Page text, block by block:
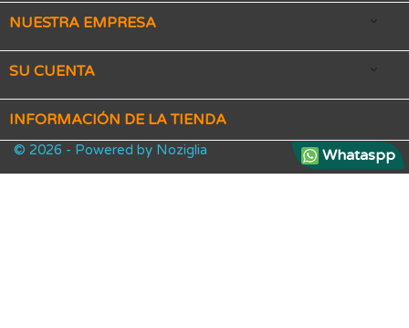
NUESTRA EMPRESA 
SU CUENTA 
INFORMACIÓN DE LA TIENDA
Whataspp
© 2026 - Powered by Noziglia